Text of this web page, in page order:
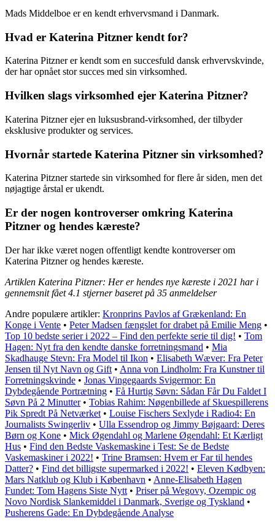
Mads Middelboe er en kendt erhvervsmand i Danmark.
Hvad er Katerina Pitzner kendt for?
Katerina Pitzner er kendt som en succesfuld dansk erhvervskvinde,
der har opnået stor succes med sin virksomhed.
Hvilken slags virksomhed ejer Katerina Pitzner?
Katerina Pitzner ejer en luksusbrand-virksomhed, der tilbyder
eksklusive produkter og services.
Hvornår startede Katerina Pitzner sin virksomhed?
Katerina Pitzner startede sin virksomhed for flere år siden, men det
nøjagtige årstal er ukendt.
Er der nogen kontroverser omkring Katerina
Pitzner og hendes kæreste?
Der har ikke været nogen offentligt kendte kontroverser om
Katerina Pitzner og hendes kæreste.
Artiklen Katerina Pitzner: Her er hendes nye kæreste i 2021 har i
gennemsnit fået4.1 stjerner baseret på 35 anmeldelser
Andre populære artikler: Kronprins Pavlos af Grækenland: En
Konge i Vente • Peter Madsen fængslet for drabet på Emilie Meng •
Top 10 bedste serier i 2022 – Find den perfekte serie til dig! • Tom
Hagen: Nyt fra den kendte danske forretningsmand • Mia
Skadhauge Stevn: Fra Model til Ikon • Elisabeth Wæver: Fra Peter
Jensen til Nyt Navn og Gift • Anna von Lindholm: Fra Kunstner til
Forretningskvinde • Jonas Vingegaards Svigermor: En
Dybdegående Portrætning • Få Hurtig Søvn: Sådan Får Du Faldet I
Søvn På 2 Minutter• Tobias Rahim: Nøgenbillede af Skuespillerens
Pik Spredt På Netværket • Louise Fischers Sexlyde i Radio4: En
Journalists Swingerliv • Ulla Essendrop og Jimmy Bøjgaard: Deres
Børn og Kone • Mick Øgendahl og Marlene Øgendahl: Et Kærligt
Hus • Find den Bedste Vaskemaskine i Test: Se de Bedste
Vaskemaskiner i 2022! • Trine Bramsen: Hvem er Far til hendes
Datter? • Find det billigste supermarked i 2022! • Eleven Kødbyen:
Mars Natklub og Klub i København • Anne-Elisabeth Hagen
Fundet: Tom Hagens Siste Nytt • Priser på Wegovy, Ozempic og
Novo Nordisk Slankemiddel i Danmark, Sverige og Tyskland •
Pusherens Gade: En Dybdegående Analyse